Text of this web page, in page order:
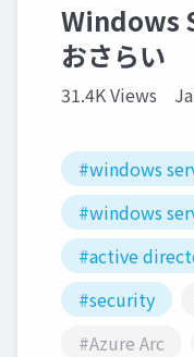
Windows
おさらい
31.4K Views
#windows
#windows
#active
#security
#Azure Arc